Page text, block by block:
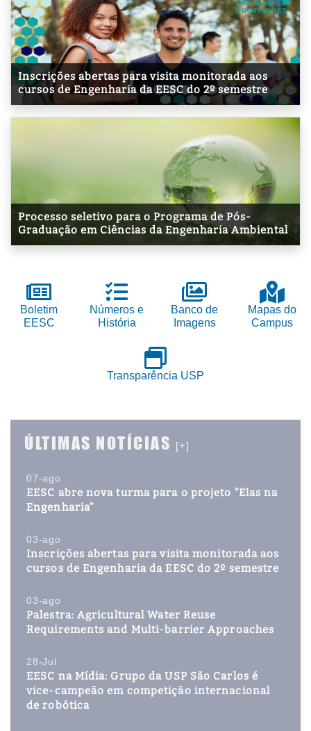
Inscrições abertas para visita monitorada aos
cursos de Engenharia da EESC do 2º semestre
Processo seletivo para o Programa de Pós-
Graduação em Ciências da Engenharia Ambiental
Boletim
EESC
Números e
História
Banco de
Imagens
Mapas do
Campus
Transparência USP
ÚLTIMAS NOTÍCIAS [+]
07-ago
EESC abre nova turma para o projeto “Elas na
Engenharia”
03-ago
Inscrições abertas para visita monitorada aos
cursos de Engenharia da EESC do 2º semestre
03-ago
Palestra: Agricultural Water Reuse
Requirements and Multi-barrier Approaches
28-Jul
EESC na Mídia: Grupo da USP São Carlos é
vice-campeão em competição internacional
de robótica